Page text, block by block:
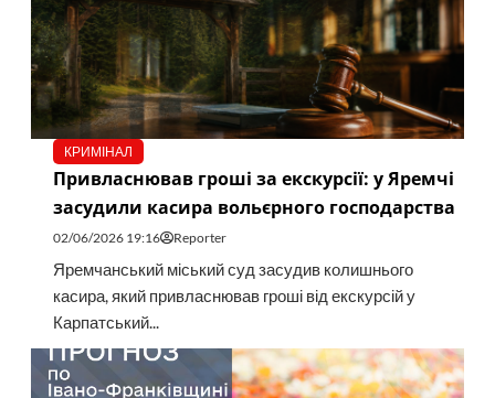
КРИМІНАЛ
Привласнював гроші за екскурсії: у Яремчі
засудили касира вольєрного господарства
02/06/2026 19:16 Reporter
Яремчанський міський суд засудив колишнього
касира, який привласнював гроші від екскурсій у
Карпатський...